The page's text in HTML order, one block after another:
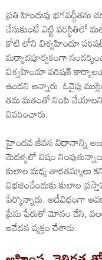
ప్రతి హిందువు
చేసుకుంటే ఎట్టి
కోటి లోని విశ్వహిందూ
మర్యాదపూర్వకంగా
విశ్వహిందూ పరిషత్
ఉందని అన్నారు. ఓవైపు
తమ మతంతో నింపి వేయాలని
వివరించారు.
హైందవ జీవన విధానాన్ని
మెదళ్ళలో విషం
కులాల మధ్య తారతమ్యాలు
విభజించేందుకు కులాల
పేర్కొన్నారు. అదేవిధంగా
ప్రేమ పేరుతో మోసం చేసి,
ఆవేదన వ్యక్తం చేశారు.